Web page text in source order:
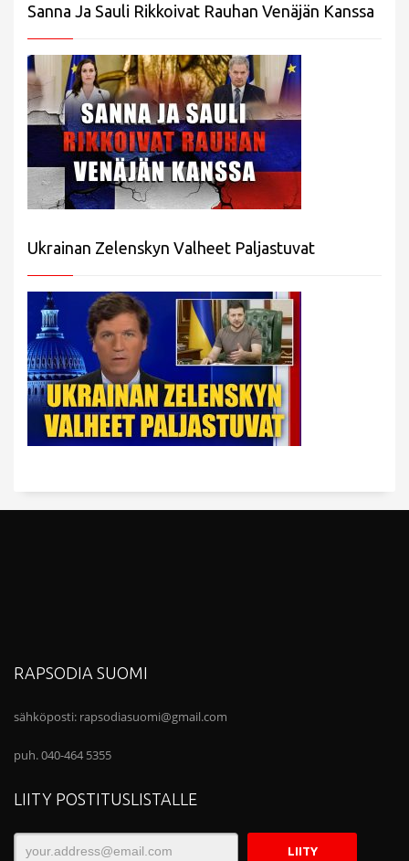
Sanna Ja Sauli Rikkoivat Rauhan Venäjän Kanssa
Ukrainan Zelenskyn Valheet Paljastuvat
RAPSODIA SUOMI
sähköposti: rapsodiasuomi@gmail.com
puh. 040-464 5355
LIITY POSTITUSLISTALLE